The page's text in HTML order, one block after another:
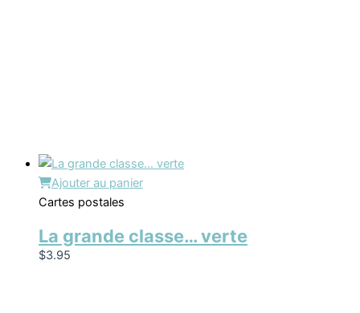
Ajouter au panier
Cartes postales
La grande classe… verte
$3.95